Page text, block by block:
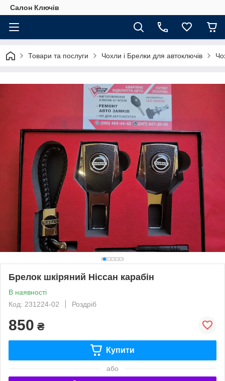
Салон Ключів
Товари та послуги Чохли і Брелки для автоключів
Брелок шкіряний Ніссан карабін
В наявності
Код: 231224-02
Роздріб
850 ₴
Купити
або